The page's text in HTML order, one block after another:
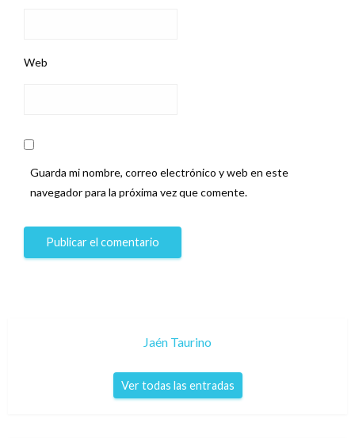
Web
Guarda mi nombre, correo electrónico y web en este
navegador para la próxima vez que comente.
Jaén Taurino
Ver todas las entradas